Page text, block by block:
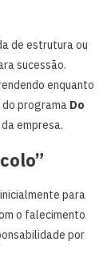
de estrutura ou
sucessão.
enquanto
do programa Do
empresa.
para
o falecimento
por